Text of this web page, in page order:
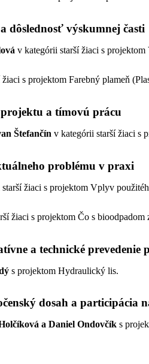
dôslednosť výskumnej časti
v kategórii starší žiaci s
s projektom Farebný plameň
projektu a tímovú prácu
Štefančín v kategórii starší žiaci s
problému v praxi
žiaci s projektom Vplyv
žiaci s projektom Čo s bioodpadom
a technické prevedenie
s projektom Hydraulický lis.
dosah a participácia
a Daniel Ondovčík s